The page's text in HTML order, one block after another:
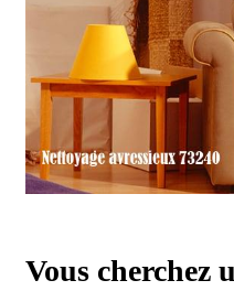
Vous cherchez